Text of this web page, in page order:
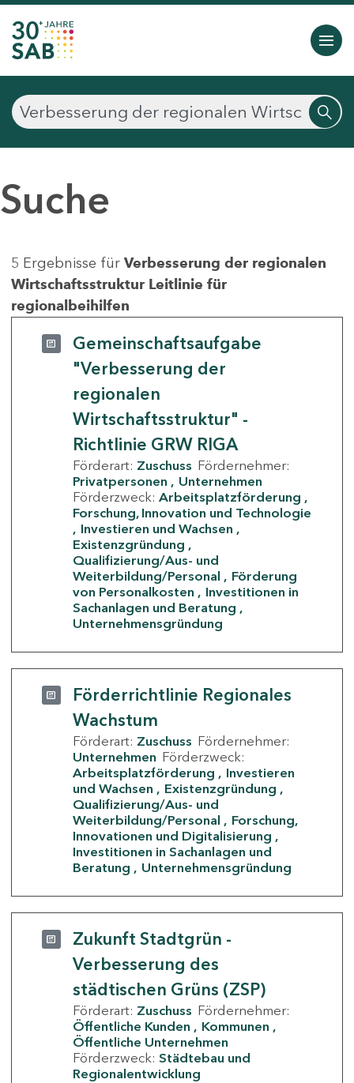
Suche
5 Ergebnisse für Verbesserung der regionalen
Wirtschaftsstruktur Leitlinie für
regionalbeihilfen
Gemeinschaftsaufgabe
"Verbesserung der
regionalen
Wirtschaftsstruktur" -
Richtlinie GRW RIGA
Förderart: Zuschuss Fördernehmer:
Privatpersonen
Unternehmen
Förderzweck: Arbeitsplatzförderung
Forschung, Innovation und Technologie
Investieren und Wachsen
Existenzgründung
Qualifizierung/Aus- und
Weiterbildung/Personal
Förderung
von Personalkosten
Investitionen in
Sachanlagen und Beratung
Unternehmensgründung
Förderrichtlinie Regionales
Wachstum
Förderart: Zuschuss Fördernehmer:
Unternehmen Förderzweck:
Arbeitsplatzförderung
Investieren
und Wachsen
Existenzgründung
Qualifizierung/Aus- und
Weiterbildung/Personal
Forschung,
Innovationen und Digitalisierung
Investitionen in Sachanlagen und
Beratung
Unternehmensgründung
Zukunft Stadtgrün -
Verbesserung des
städtischen Grüns (ZSP)
Förderart: Zuschuss Fördernehmer:
Öffentliche Kunden
Kommunen
Öffentliche Unternehmen
Förderzweck: Städtebau und
Regionalentwicklung